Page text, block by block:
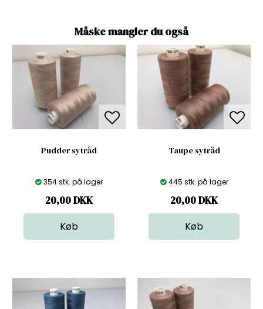
Måske mangler du også
Pudder sytråd
354 stk. på lager
20,00DKK
Taupe sytråd
445 stk. på lager
20,00DKK